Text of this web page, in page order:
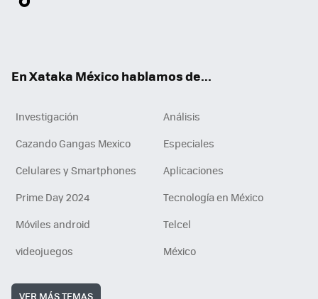
En Xataka México hablamos de...
Investigación
Análisis
Cazando Gangas Mexico
Especiales
Celulares y Smartphones
Aplicaciones
Prime Day 2024
Tecnología en México
Móviles android
Telcel
videojuegos
México
VER MÁS TEMAS